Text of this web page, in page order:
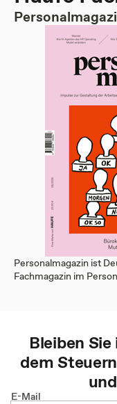
Personalmagazin ist
Fachmagazin im
Bleiben
demSteuern
E-Mail